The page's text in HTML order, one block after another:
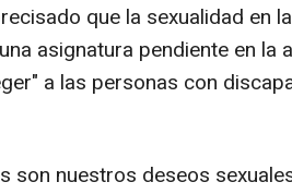
que la sexualidad en
asignatura pendiente en la
a las personas con
son nuestros deseos